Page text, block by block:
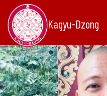
Kagyu-Dzong